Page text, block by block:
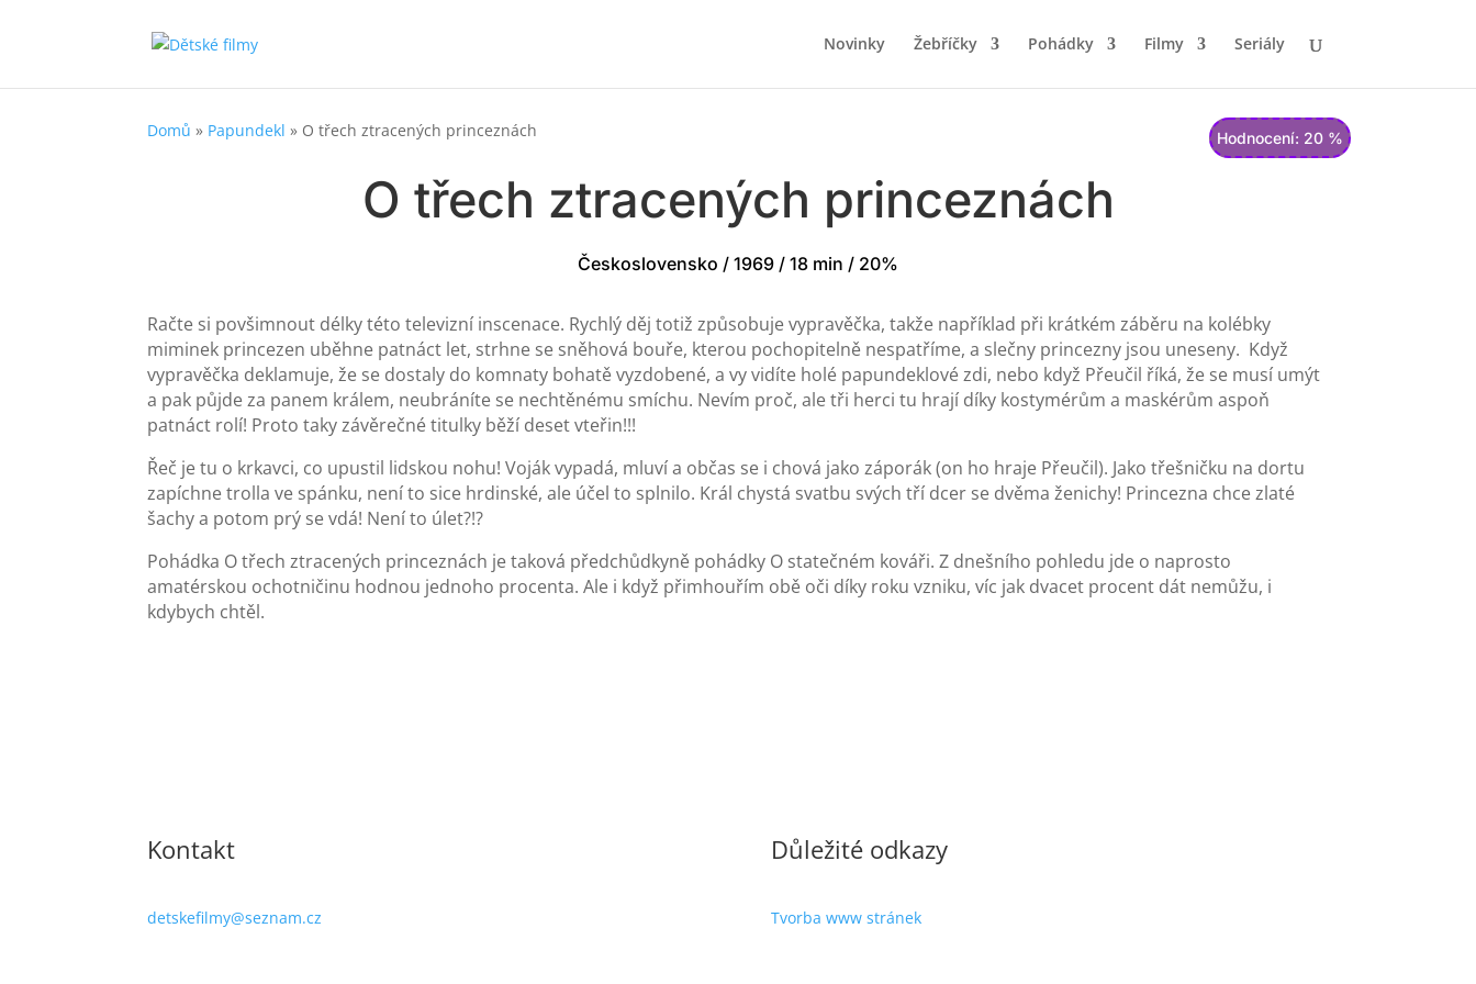
Novinky Žebříčky Pohádky Filmy Seriály
Hodnocení: 20 %
Domů » Papundekl » O třech ztracených princeznách
O třech ztracených princeznách
Československo / 1969 / 18 min / 20%
Račte si povšimnout délky této televizní inscenace. Rychlý děj totiž způsobuje vypravěčka, takže například při krátkém záběru na kolébky
miminek princezen uběhne patnáct let, strhne se sněhová bouře, kterou pochopitelně nespatříme, a slečny princezny jsou uneseny. Když
vypravěčka deklamuje, že se dostaly do komnaty bohatě vyzdobené, a vy vidíte holé papundeklové zdi, nebo když Přeučil říká, že se musí umýt
a pak půjde za panem králem, neubráníte se nechtěnému smíchu. Nevím proč, ale tři herci tu hrají díky kostymérům a maskérům aspoň
patnáct rolí! Proto taky závěrečné titulky běží deset vteřin!!!
Řeč je tu o krkavci, co upustil lidskou nohu! Voják vypadá, mluví a občas se i chová jako záporák (on ho hraje Přeučil). Jako třešničku na dortu
zapíchne trolla ve spánku, není to sice hrdinské, ale účel to splnilo. Král chystá svatbu svých tří dcer se dvěma ženichy! Princezna chce zlaté
šachy a potom prý se vdá! Není to úlet?!?
Pohádka O třech ztracených princeznách je taková předchůdkyně pohádky O statečném kováři. Z dnešního pohledu jde o naprosto
amatérskou ochotničinu hodnou jednoho procenta. Ale i když přimhouřím obě oči díky roku vzniku, víc jak dvacet procent dát nemůžu, i
kdybych chtěl.
Kontakt
detskefilmy@seznam.cz
Důležité odkazy
Tvorba www stránek